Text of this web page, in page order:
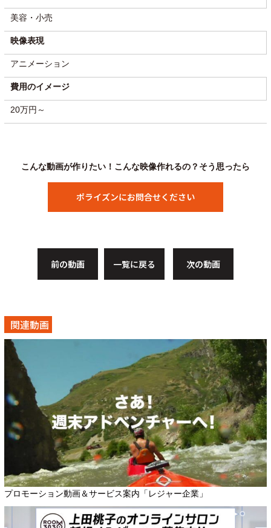
美容・小売
映像表現
アニメーション
費用のイメージ
20万円～
こんな動画が作りたい！こんな映像作れるの？そう思ったら
ポライズンにお問合せください
前の動画 一覧に戻る 次の動画
関連動画
プロモーション動画＆サービス案内「レジャー企業」